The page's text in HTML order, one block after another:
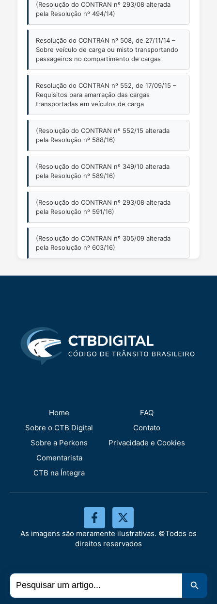
(Resolução do CONTRAN nº 293/08 alterada
pela Resolução nº 494/14)
Resolução do CONTRAN nº 508, de 27/11/14 –
Sobre veículo de carga ou misto transportando
passageiros no compartimento de cargas
Resolução do CONTRAN nº 552, de 17/09/15 –
Requisitos para amarração das cargas
transportadas em veículos de carga
(Resolução do CONTRAN nº 552/15 alterada
pela Resolução nº 588/16)
(Resolução do CONTRAN nº 349/10 alterada
pela Resolução nº 589/16)
(Resolução do CONTRAN nº 293/08 alterada
pela Resolução nº 591/16)
(Resolução do CONTRAN nº 305/09 alterada
pela Resolução nº 603/16)
Home
Sobre o CTB Digital
Sobre a Perkons
Comentarista
CTB na Íntegra
FAQ
Contato
Privacidade e Cookies
As imagens são meramente ilustrativas. ©Todos os
direitos reservados
Search
for:
Search